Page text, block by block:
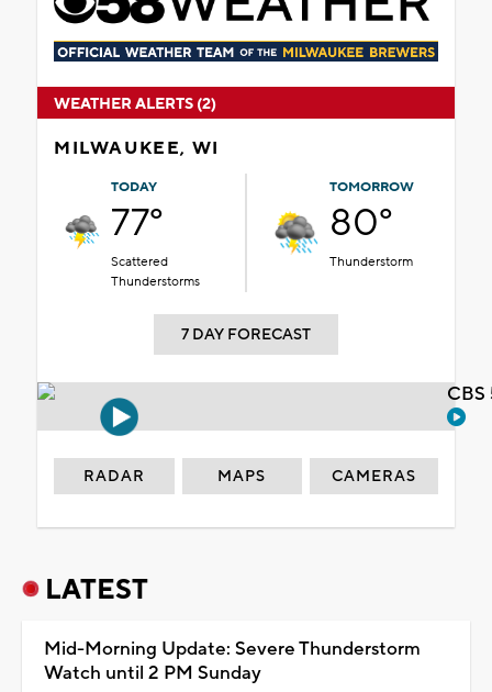
WEATHER ALERTS (2)
MILWAUKEE, WI
TODAY
77°
Scattered
Thunderstorms
TOMORROW
80°
Thunderstorm
7 DAY FORECAST
RADAR MAPS CAMERAS
LATEST
Mid-Morning Update: Severe Thunderstorm
Watch until 2 PM Sunday